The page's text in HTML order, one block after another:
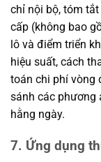
chỉ nội bộ, tóm
cấp (không bao
lô và điểm triển
hiệu suất, cách
toán chi phí vòng
sánh các phương
hằng ngày.
7. Ứng dụng